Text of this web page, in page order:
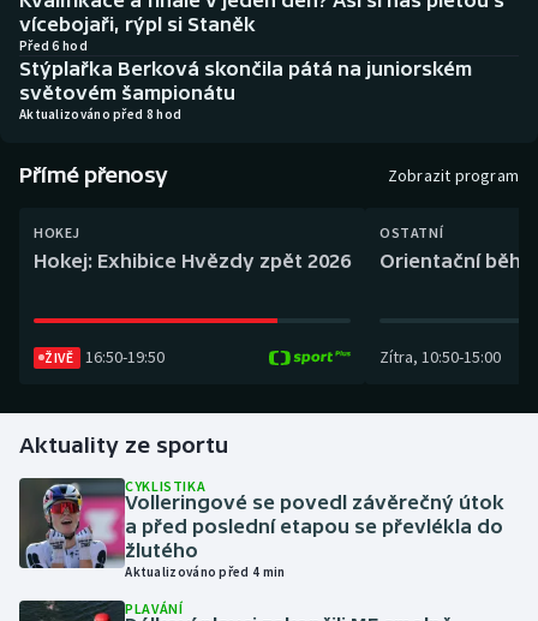
Biatlon
Boby a skeleton
Dostihy
Florbal
Golf
Gymnastika
Házená
Jezdectví
Aplikace ČT sport
AZ kvíz
vícebojaři, rýpl si Staněk
Před 6 hod
Stýplařka Berková skončila pátá na juniorském
světovém šampionátu
Aktualizováno před 8 hod
Přímé přenosy Zobrazit program
HOKEJ
Hokej: Exhibice Hvězdy zpět 2026
ŽIVĚ 16:50-19:50
OSTATNÍ
Orientační běh:
Zítra, 10:50-15:00
Aktuality ze sportu
CYKLISTIKA
Volleringové se povedl závěrečný útok
a před poslední etapou se převlékla do
žlutého
Aktualizováno před 4 min
PLAVÁNÍ